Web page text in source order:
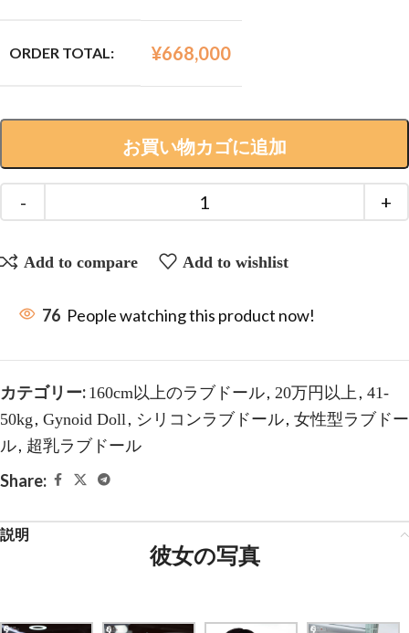
ORDER TOTAL: ¥668,000
お買い物カゴに追加
Add to compare Add to wishlist
76 People watching this product now!
カテゴリー: 160cm以上のラブドール, 20万円以上 , 41-
50kg , Gynoid Doll, シリコンラブドール, 女性型ラブドー
ル, 超乳ラブドール
Share:
説明
彼女の写真